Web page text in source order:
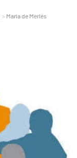
Maria de Merlès